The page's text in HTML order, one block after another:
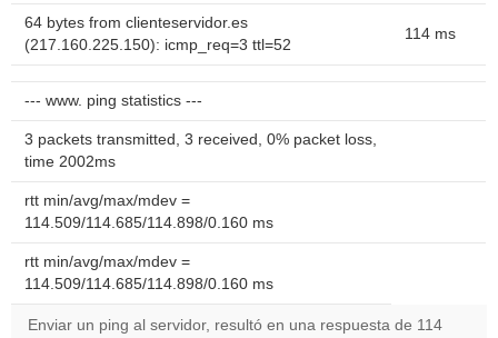
64 bytes from clienteservidor.es
(217.160.225.150): icmp_req=3 ttl=52
114 ms
--- www. ping statistics ---
3 packets transmitted, 3 received, 0% packet loss,
time 2002ms
rtt min/avg/max/mdev =
114.509/114.685/114.898/0.160 ms
rtt min/avg/max/mdev =
114.509/114.685/114.898/0.160 ms
Enviar un ping al servidor, resultó en una respuesta de 114